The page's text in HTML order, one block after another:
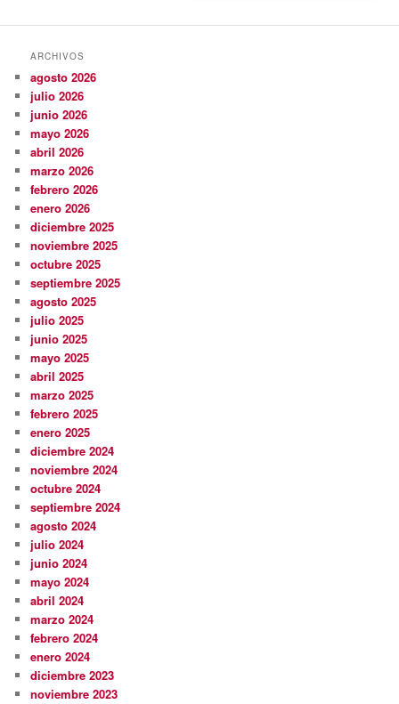
ARCHIVOS
agosto 2026
julio 2026
junio 2026
mayo 2026
abril 2026
marzo 2026
febrero 2026
enero 2026
diciembre 2025
noviembre 2025
octubre 2025
septiembre 2025
agosto 2025
julio 2025
junio 2025
mayo 2025
abril 2025
marzo 2025
febrero 2025
enero 2025
diciembre 2024
noviembre 2024
octubre 2024
septiembre 2024
agosto 2024
julio 2024
junio 2024
mayo 2024
abril 2024
marzo 2024
febrero 2024
enero 2024
diciembre 2023
noviembre 2023